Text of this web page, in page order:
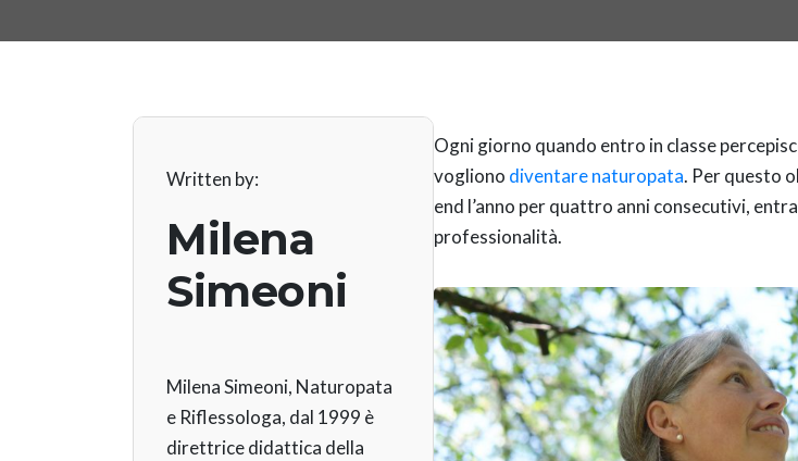
Written by:
Milena
Simeoni
Milena Simeoni, Naturopata
e Riflessologa, dal 1999 è
direttrice didattica della
Ogni giorno quando entro in classe
vogliono diventare naturopata. Per questo
end l’anno per quattro anni consecutivi,
professionalità.